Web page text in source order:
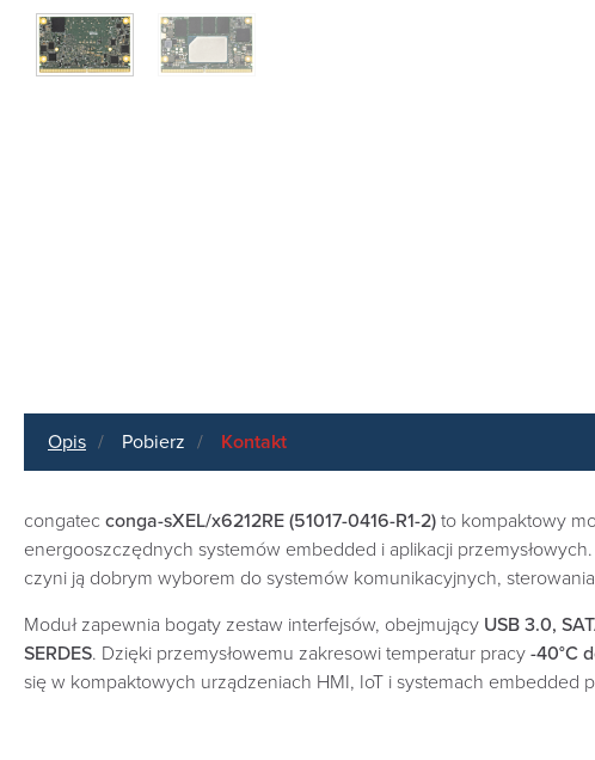
Opis Pobierz Kontakt
congatec conga-sXEL/x6212RE (51017-0416-R1-2) to kompaktowy
energooszczędnych systemów embedded i aplikacji
czyni ją dobrym wyborem do systemów komunikacyjnych,
Moduł zapewnia bogaty zestaw interfejsów, obejmujący USB 3.0,
SERDES. Dzięki przemysłowemu zakresowi temperatur pracy -40°C
się w kompaktowych urządzeniach HMI, IoT i systemach